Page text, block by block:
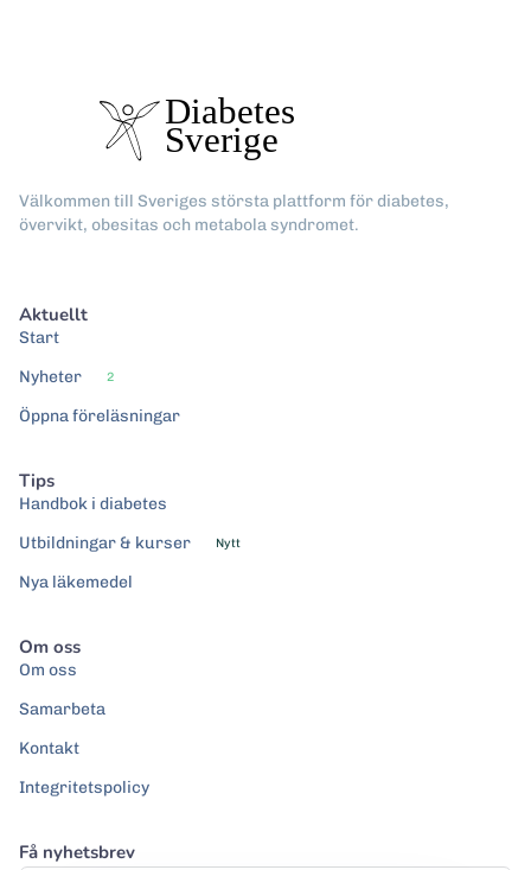
Välkommen till Sveriges största plattform för diabetes,
övervikt, obesitas och metabola syndromet.
Aktuellt
Start
Nyheter
2
Öppna föreläsningar
Tips
Handbok i diabetes
Utbildningar & kurser
Nytt
Nya läkemedel
Om oss
Om oss
Samarbeta
Kontakt
Integritetspolicy
Få nyhetsbrev